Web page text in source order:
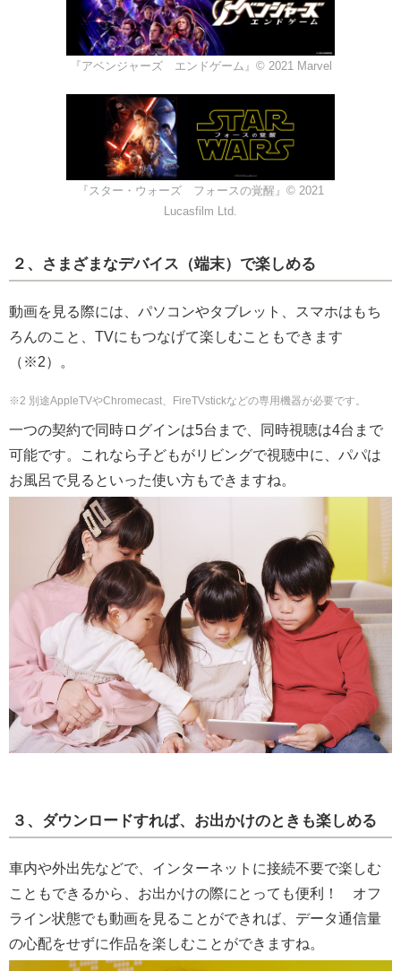
『アベンジャーズ エンドゲーム』© 2021 Marvel
『スター・ウォーズ フォースの覚醒』© 2021
Lucasfilm Ltd.
２、さまざまなデバイス（端末）で楽しめる
動画を見る際には、パソコンやタブレット、スマホはもち
ろんのこと、TVにもつなげて楽しむこともできます
（※2）。
※2 別途AppleTVやChromecast、FireTVstickなどの専用機器が必要です。
一つの契約で同時ログインは5台まで、同時視聴は4台まで
可能です。これなら子どもがリビングで視聴中に、パパは
お風呂で見るといった使い方もできますね。
３、ダウンロードすれば、お出かけのときも楽しめる
車内や外出先などで、インターネットに接続不要で楽しむ
こともできるから、お出かけの際にとっても便利！ オフ
ライン状態でも動画を見ることができれば、データ通信量
の心配をせずに作品を楽しむことができますね。